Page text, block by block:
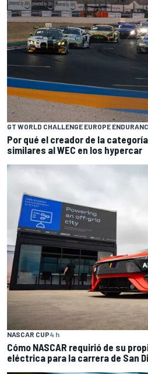
GT WORLD CHALLENGE EUROPE
Por qué el creador de la
similares al WEC en los hypercar
NASCAR CUP4 h
Cómo NASCAR requirió de su
eléctrica para la carrera de San